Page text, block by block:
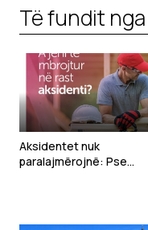
Të fundit
Aksidentet nuk
paralajmërojnë: Pse